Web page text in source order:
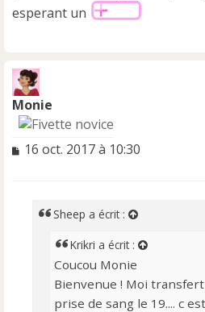
esperant un
Monie
M
16 oct. 2017 à 10:30
Sheep a écrit :
Krikri a écrit :
Coucou Monie
Bienvenue ! Moi
prise de sang le 19.... c